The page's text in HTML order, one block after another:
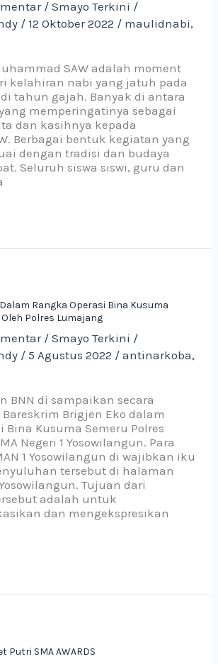
/Smayo Terkini /
/ 12 Oktober 2022 / maulidnabi,
SAW adalah moment
kelahiran nabi yang jatuh pada
di tahun gajah. Banyak di antara
memperingatinya sebagai
dan kasihnya kepada
Berbagai bentuk kegiatan yang
dengan tradisi dan budaya
Seluruh siswa siswi, guru dan
Rangka Operasi Bina Kusuma
Oleh Polres Lumajang
/Smayo Terkini /
/5 Agustus 2022 /antinarkoba,
di sampaikan secara
Brigjen Eko dalam
Bina Kusuma Semeru Polres
Negeri 1 Yosowilangun. Para
1 Yosowilangun di wajibkan iku
tersebut di halaman
Tujuan dari
adalah untuk
dan mengekspresikan
Putri SMA AWARDS